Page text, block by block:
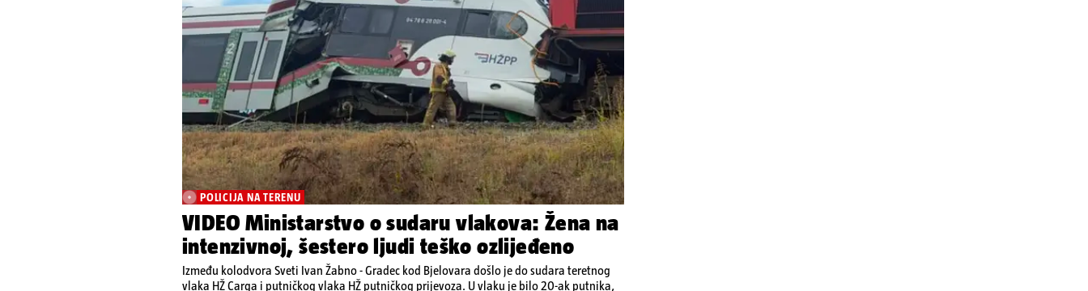
POLICIJA NA TERENU
VIDEO Ministarstvo o sudaru vlakova: Žena na
intenzivnoj, šestero ljudi teško ozlijeđeno
Između kolodvora Sveti Ivan Žabno - Gradec kod Bjelovara došlo je do sudara teretnog
vlaka HŽ Carga i putničkog vlaka HŽ putničkog prijevoza. U vlaku je bilo 20-ak putnika,